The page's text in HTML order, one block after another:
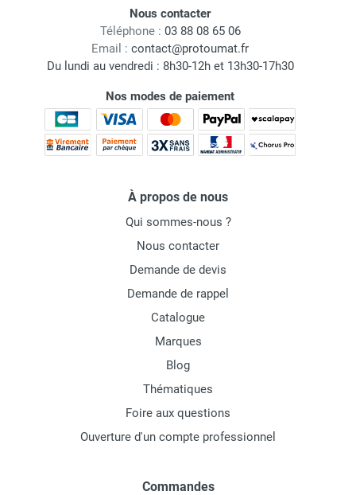
Nous contacter
Téléphone : 03 88 08 65 06
Email : contact@protoumat.fr
Du lundi au vendredi : 8h30-12h et 13h30-17h30
Nos modes de paiement
À propos de nous
Qui sommes-nous ?
Nous contacter
Demande de devis
Demande de rappel
Catalogue
Marques
Blog
Thématiques
Foire aux questions
Ouverture d'un compte professionnel
Commandes